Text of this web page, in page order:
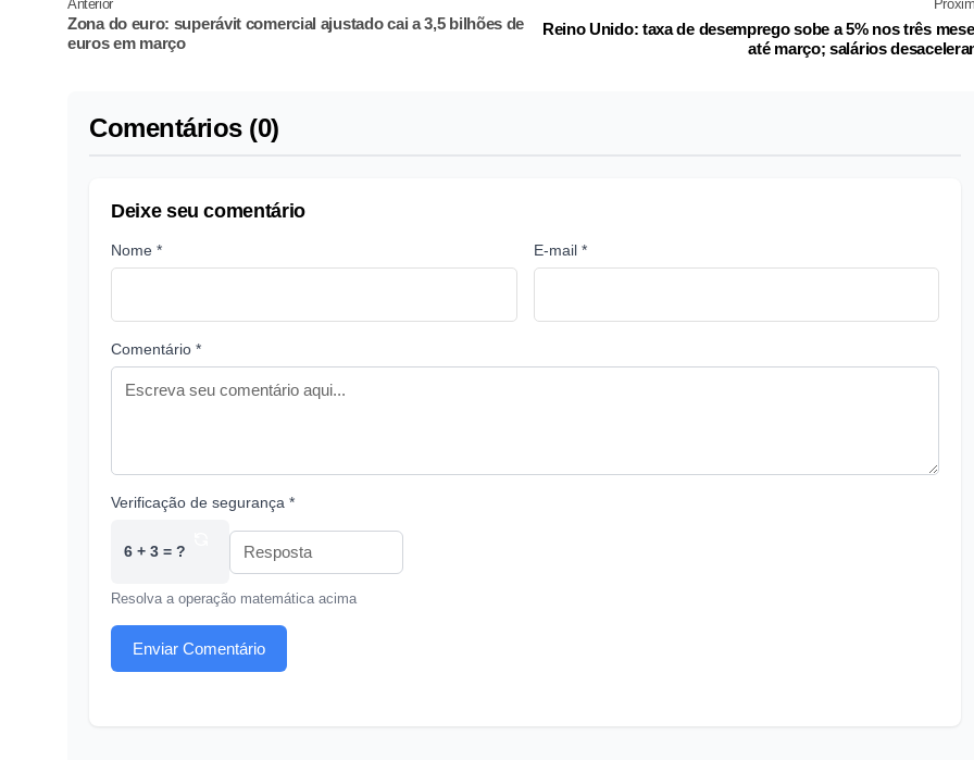
Anterior
Zona do euro: superávit comercial ajustado cai a 3,5 bilhões de
euros em março
Reino Unido: taxa de desemprego sobe a 5% nos três
até março; salários
Comentários (0)
Deixe seu comentário
Nome * E-mail *
Comentário *
Verificação de segurança *
6 + 3 = ?
Resolva a operação matemática acima
Enviar Comentário